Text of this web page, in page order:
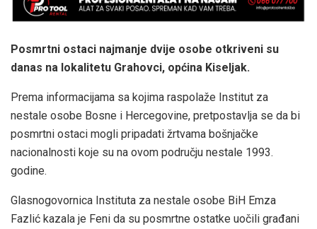
Posmrtni ostaci najmanje dvije osobe otkriveni su
danas na lokalitetu Grahovci, općina Kiseljak.
Prema informacijama sa kojima raspolaže Institut za
nestale osobe Bosne i Hercegovine, pretpostavlja se da bi
posmrtni ostaci mogli pripadati žrtvama bošnjačke
nacionalnosti koje su na ovom području nestale 1993.
godine.
Glasnogovornica Instituta za nestale osobe BiH Emza
Fazlić kazala je Feni da su posmrtne ostatke uočili građani